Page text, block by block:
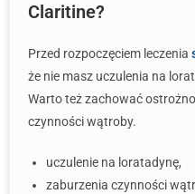
Claritine?
Przed rozpoczęciem leczenia
że nie masz uczulenia na
Warto też zachować
czynności wątroby.
uczulenie na loratadynę,
zaburzenia czynności